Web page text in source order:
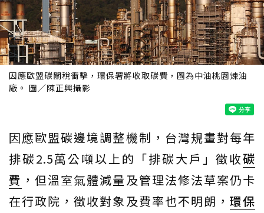
因應歐盟碳關稅衝擊，環保署將收取碳費，圖為中油桃園煉油
廠。 圖／陳正興攝影
因應歐盟碳邊境調整機制，台灣規畫對每年
排碳2.5萬公噸以上的「排碳大戶」徵收碳
費 ，但溫室氣體減量及管理法修法草案仍卡
在行政院，徵收對象及費率也不明朗， 環保